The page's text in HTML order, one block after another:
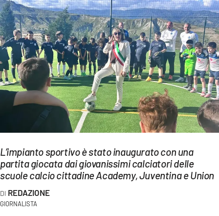
SOCIETÀ
CULTURA
ECONOMIA E LAVORO
EVENTI
SPORT
LAC NETWORK
LAC ONAIR
LaC
L’impianto sportivo è stato inaugurato con una
partita giocata dai giovanissimi calciatori delle
scuole calcio cittadine Academy, Juventina e Union
REDAZIONE
GIORNALISTA